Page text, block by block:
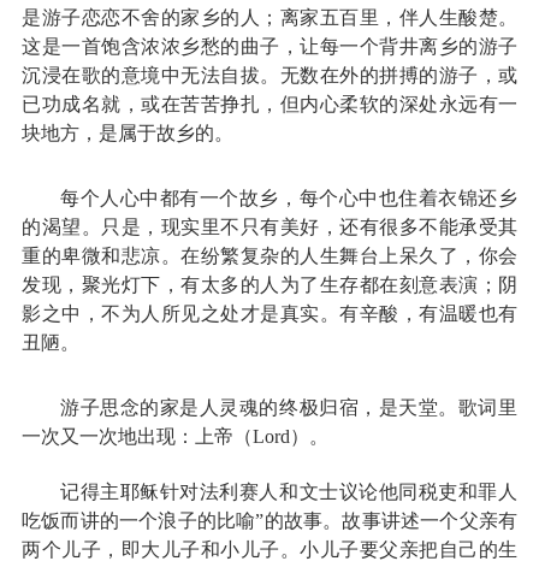
是游子恋恋不舍的家乡的人；离家五百里，伴人生酸楚。
这是一首饱含浓浓乡愁的曲子，让每一个背井离乡的游子
沉浸在歌的意境中无法自拔。无数在外的拼搏的游子，或
已功成名就，或在苦苦挣扎，但内心柔软的深处永远有一
块地方，是属于故乡的。
每个人心中都有一个故乡，每个心中也住着衣锦还乡
的渴望。只是，现实里不只有美好，还有很多不能承受其
重的卑微和悲凉。在纷繁复杂的人生舞台上呆久了，你会
发现，聚光灯下，有太多的人为了生存都在刻意表演；阴
影之中，不为人所见之处才是真实。有辛酸，有温暖也有
丑陋。
游子思念的家是人灵魂的终极归宿，是天堂。歌词里
一次又一次地出现：上帝（Lord）。
记得主耶稣针对法利赛人和文士议论他同税吏和罪人
吃饭而讲的一个浪子的比喻”的故事。故事讲述一个父亲有
两个儿子，即大儿子和小儿子。小儿子要父亲把自己的生